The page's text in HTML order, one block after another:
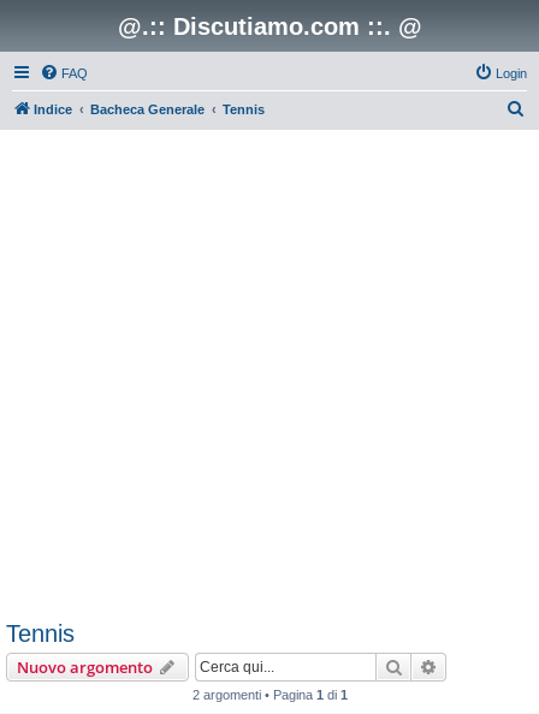
@.:: Discutiamo.com ::. @
FAQ Login
Indice Bacheca Generale Tennis
Tennis
Nuovo argomento Cerca
2 argomenti • Pagina 1 di 1